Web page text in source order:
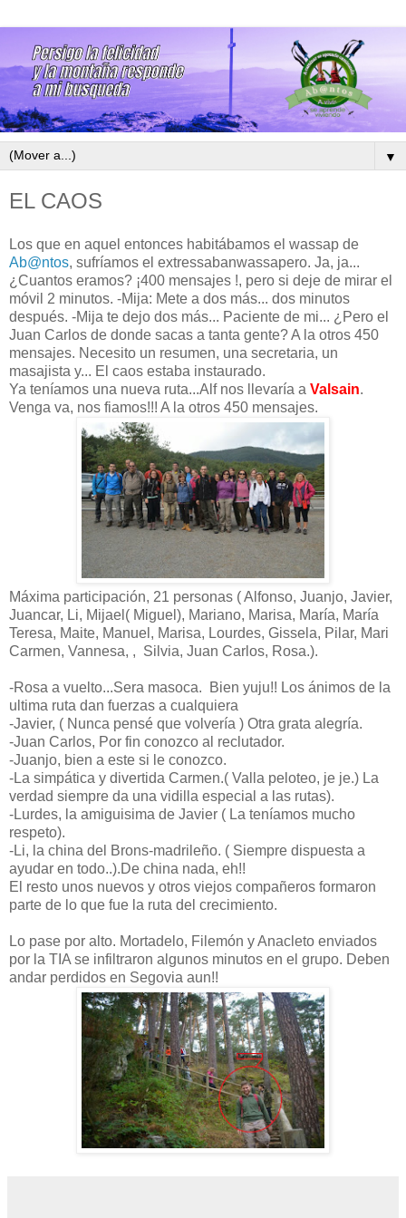
▼
EL CAOS
Los que en aquel entonces habitábamos el wassap de
Ab@ntos, sufríamos el extressabanwassapero. Ja, ja...
¿Cuantos eramos? ¡400 mensajes !, pero si deje de mirar el
móvil 2 minutos. -Mija: Mete a dos más... dos minutos
después. -Mija te dejo dos más... Paciente de mi... ¿Pero el
Juan Carlos de donde sacas a tanta gente? A la otros 450
mensajes. Necesito un resumen, una secretaria, un
masajista y... El caos estaba instaurado.
Ya teníamos una nueva ruta...Alf nos llevaría a Valsain.
Venga va, nos fiamos!!! A la otros 450 mensajes.
Máxima participación, 21 personas ( Alfonso, Juanjo, Javier,
Juancar, Li, Mijael( Miguel), Mariano, Marisa, María, María
Teresa, Maite, Manuel, Marisa, Lourdes, Gissela, Pilar, Mari
Carmen, Vannesa, , Silvia, Juan Carlos, Rosa.).
-Rosa a vuelto...Sera masoca. Bien yuju!! Los ánimos de la
ultima ruta dan fuerzas a cualquiera
-Javier, ( Nunca pensé que volvería ) Otra grata alegría.
-Juan Carlos, Por fin conozco al reclutador.
-Juanjo, bien a este si le conozco.
-La simpática y divertida Carmen.( Valla peloteo, je je.) La
verdad siempre da una vidilla especial a las rutas).
-Lurdes, la amiguisima de Javier ( La teníamos mucho
respeto).
-Li, la china del Brons-madrileño. ( Siempre dispuesta a
ayudar en todo..).De china nada, eh!!
El resto unos nuevos y otros viejos compañeros formaron
parte de lo que fue la ruta del crecimiento.
Lo pase por alto. Mortadelo, Filemón y Anacleto enviados
por la TIA se infiltraron algunos minutos en el grupo. Deben
andar perdidos en Segovia aun!!